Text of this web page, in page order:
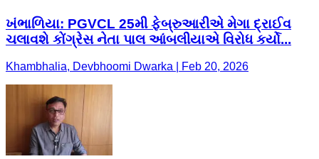
ખંભાળિયા: PGVCL 25મી ફેબ્રુઆરીએ મેગા દ્રાઈવ
ચલાવશે કોંગ્રેસ નેતા પાલ આંબલીયાએ વિરોધ કર્યો...
Khambhalia, Devbhoomi Dwarka | Feb 20, 2026